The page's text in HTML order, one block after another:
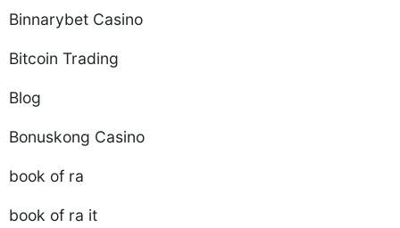
Binnarybet Casino
Bitcoin Trading
Blog
Bonuskong Casino
book of ra
book of ra it